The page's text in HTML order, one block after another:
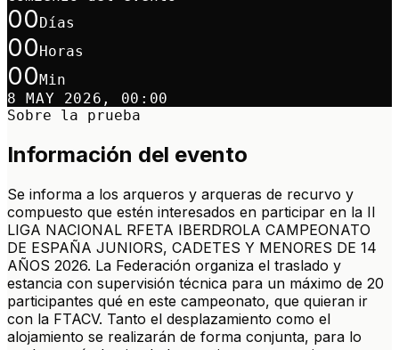
00 Días
00 Horas
00 Min
8 MAY 2026, 00:00
Sobre la prueba
Información del evento
Se informa a los arqueros y arqueras de recurvo y
compuesto que estén interesados en participar en la II
LIGA NACIONAL RFETA IBERDROLA CAMPEONATO
DE ESPAÑA JUNIORS, CADETES Y MENORES DE 14
AÑOS 2026. La Federación organiza el traslado y
estancia con supervisión técnica para un máximo de 20
participantes qué en este campeonato, que quieran ir
con la FTACV. Tanto el desplazamiento como el
alojamiento se realizarán de forma conjunta, para lo